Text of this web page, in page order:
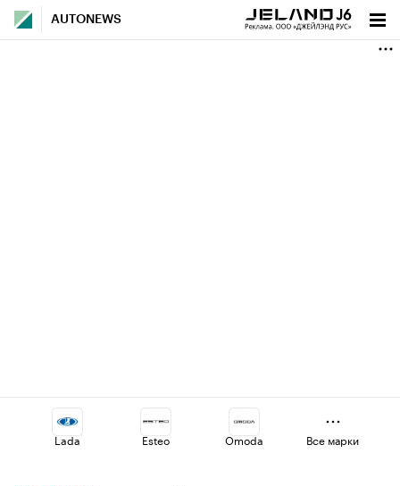
AUTONEWS
Lada Esteo Omoda Все марки